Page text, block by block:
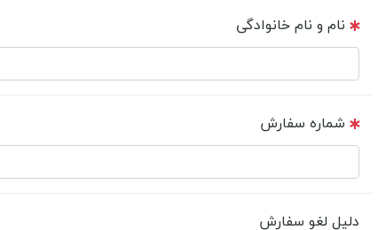
نام و نام خانوادگی
شماره سفارش
دلیل لغو سفارش